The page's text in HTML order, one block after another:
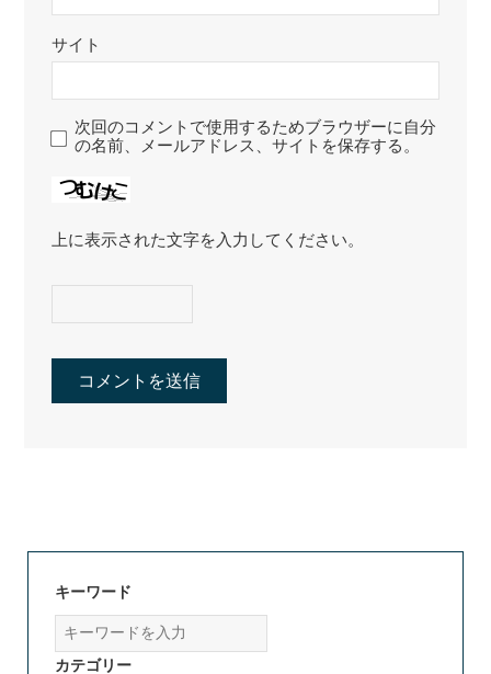
サイト
次回のコメントで使用するためブラウザーに自分
の名前、メールアドレス、サイトを保存する。
上に表示された文字を入力してください。
キーワード
カテゴリー